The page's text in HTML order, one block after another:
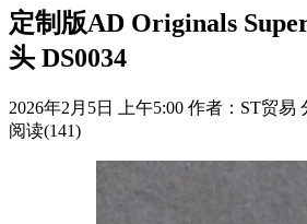
定制版AD Originals
头 DS0034
2026年2月5日 上午5:00 作者：ST贸易
阅读(141)